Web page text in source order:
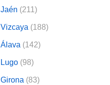
Jaén (211)
Vizcaya (188)
Álava (142)
Lugo (98)
Girona (83)